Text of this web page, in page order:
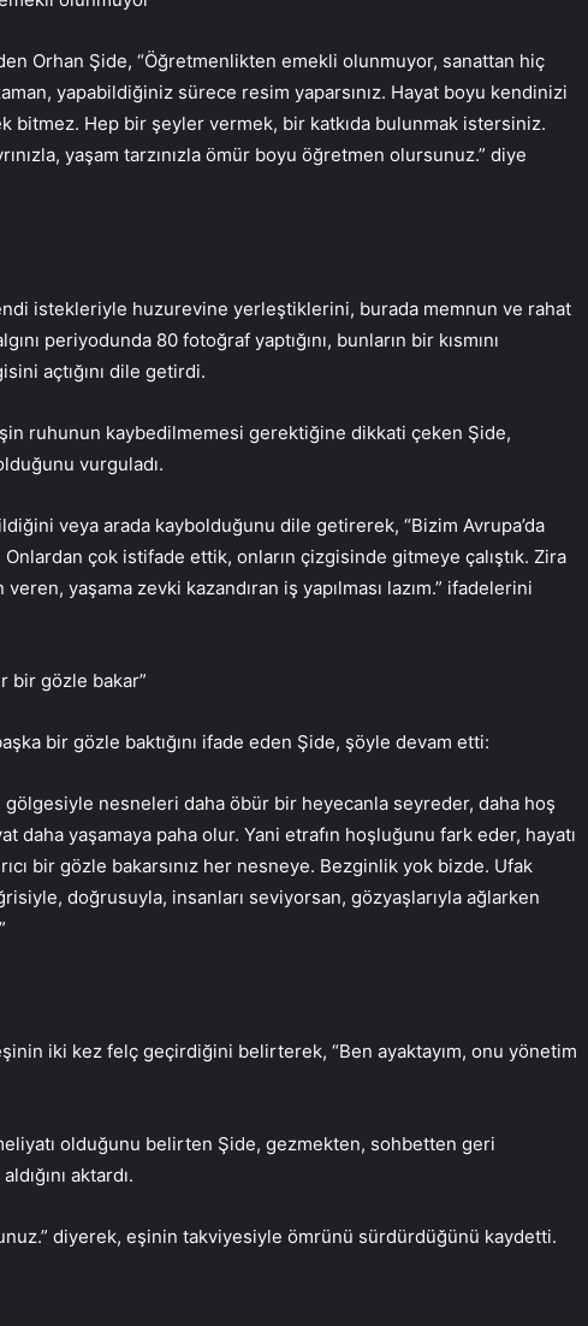
Orhan Şide, “Öğretmenlikten emekli olunmuyor, sanattan hiç
yapabildiğiniz sürece resim yaparsınız. Hayat boyu kendinizi
bitmez. Hep bir şeyler vermek, bir katkıda bulunmak istersiniz.
yaşam tarzınızla ömür boyu öğretmen olursunuz.” diye
istekleriyle huzurevine yerleştiklerini, burada memnun ve rahat
periyodunda 80 fotoğraf yaptığını, bunların bir kısmını
açtığını dile getirdi.
ruhunun kaybedilmemesi gerektiğine dikkati çeken Şide,
vurguladı.
veya arada kaybolduğunu dile getirerek, “Bizim Avrupa’da
Onlardan çok istifade ettik, onların çizgisinde gitmeye çalıştık. Zira
yaşama zevki kazandıran iş yapılması lazım.” ifadelerini
bir gözle bakar”
bir gözle baktığını ifade eden Şide, şöyle devam etti:
gölgesiyle nesneleri daha öbür bir heyecanla seyreder, daha hoş
daha yaşamaya paha olur. Yani etrafın hoşluğunu fark eder, hayatı
bir gözle bakarsınız her nesneye. Bezginlik yok bizde. Ufak
doğrusuyla, insanları seviyorsan, gözyaşlarıyla ağlarken
iki kez felç geçirdiğini belirterek, “Ben ayaktayım, onu yönetim
olduğunu belirten Şide, gezmekten, sohbetten geri
aktardı.
diyerek, eşinin takviyesiyle ömrünü sürdürdüğünü kaydetti.